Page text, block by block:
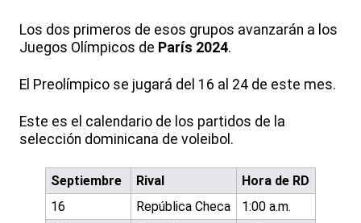
Los dos primeros de esos grupos avanzarán a los
Juegos Olímpicos de París 2024.
El Preolímpico se jugará del 16 al 24 de este mes.
Este es el calendario de los partidos de la
selección dominicana de voleibol.
Septiembre Rival
Hora de RD
16
República Checa
1:00 a.m.